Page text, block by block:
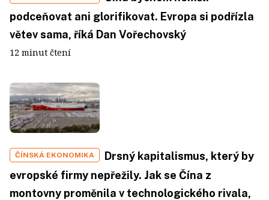
podceňovat ani glorifikovat. Evropa si podřízla
větev sama, říká Dan Vořechovský
12 minut čtení
ČÍNSKÁ EKONOMIKA
Drsný kapitalismus, který by
evropské firmy nepřežily. Jak se Čína z
montovny proměnila v technologického rivala,